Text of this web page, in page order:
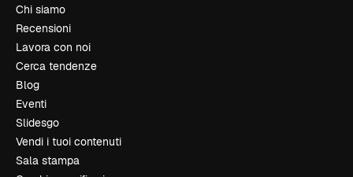
Chi siamo
Recensioni
Lavora con noi
Cerca tendenze
Blog
Eventi
Slidesgo
Vendi i tuoi contenuti
Sala stampa